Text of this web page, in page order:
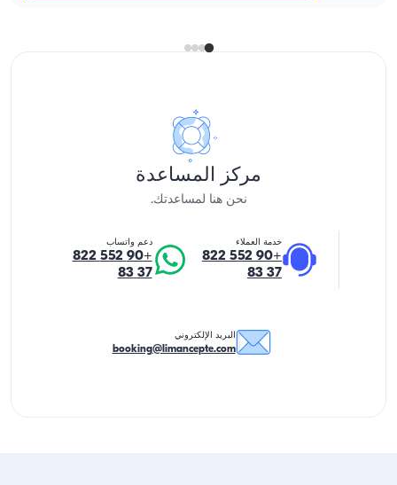
مركز المساعدة
نحن هنا لمساعدتك.
خدمة العملاء
+90 552 822
37 83
دعم واتساب
+90 552 822
37 83
البريد الإلكتروني
booking@limancepte.com